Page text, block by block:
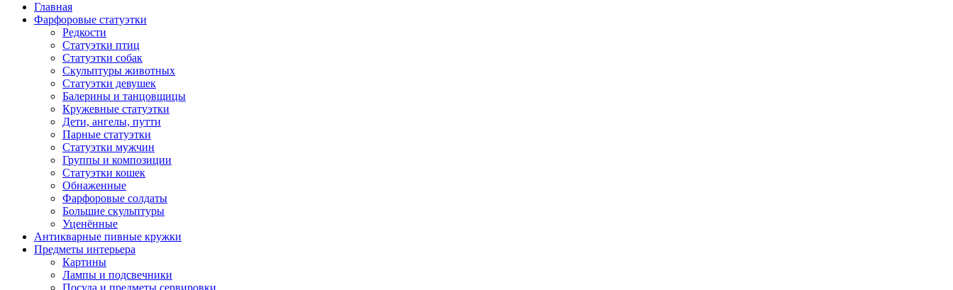
Главная
Фарфоровые статуэтки
Редкости
Cтатуэтки птиц
Cтатуэтки собак
Скульптуры животных
Статуэтки девушек
Балерины и танцовщицы
Кружевные статуэтки
Дети, ангелы, путти
Парные статуэтки
Статуэтки мужчин
Группы и композиции
Статуэтки кошек
Обнаженные
Фарфоровые солдаты
Большие скульптуры
Уценённые
Антикварные пивные кружки
Предметы интерьера
Картины
Лампы и подсвечники
Посуда и предметы сервировки